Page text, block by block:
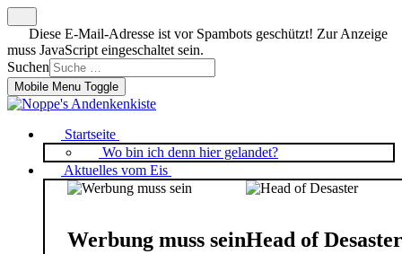
Diese E-Mail-Adresse ist vor Spambots geschützt! Zur Anzeige
muss JavaScript eingeschaltet sein.
Suchen
Mobile Menu Toggle
Startseite
Wo bin ich denn hier gelandet?
Aktuelles vom Eis
Werbung muss seinHead of Desaster